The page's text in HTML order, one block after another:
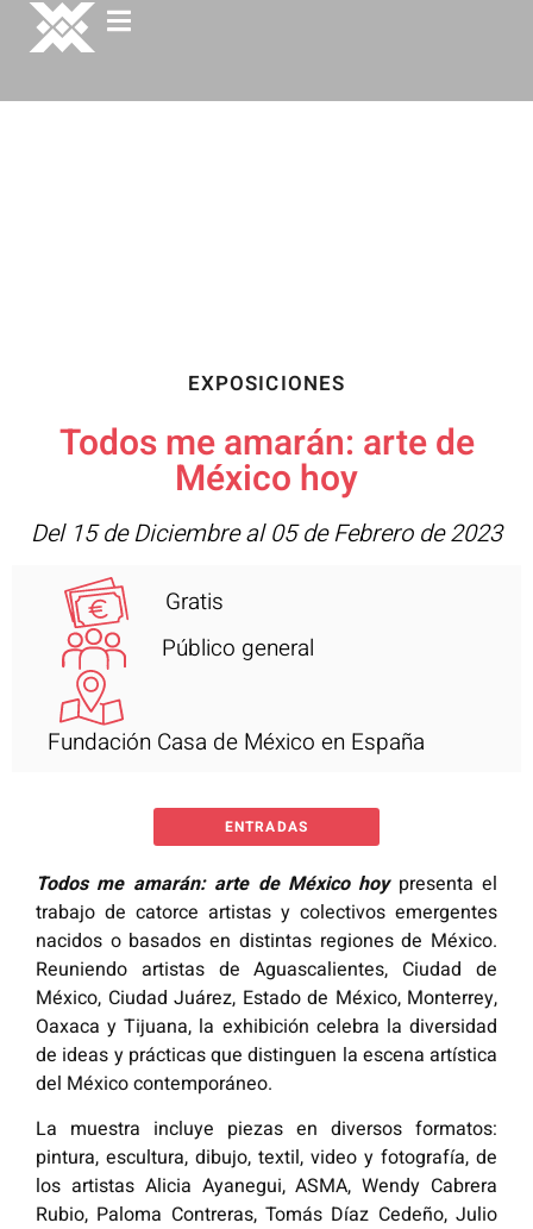
EXPOSICIONES
Todos me amarán: arte de
México hoy
Del 15 de Diciembre al 05 de Febrero de 2023
Gratis
Público general
Fundación Casa de México en España
ENTRADAS
Todos me amarán: arte de México hoy presenta el
trabajo de catorce artistas y colectivos emergentes
nacidos o basados en distintas regiones de México.
Reuniendo artistas de Aguascalientes, Ciudad de
México, Ciudad Juárez, Estado de México, Monterrey,
Oaxaca y Tijuana, la exhibición celebra la diversidad
de ideas y prácticas que distinguen la escena artística
del México contemporáneo.
La muestra incluye piezas en diversos formatos:
pintura, escultura, dibujo, textil, video y fotografía, de
los artistas Alicia Ayanegui, ASMA, Wendy Cabrera
Rubio, Paloma Contreras, Tomás Díaz Cedeño, Julio